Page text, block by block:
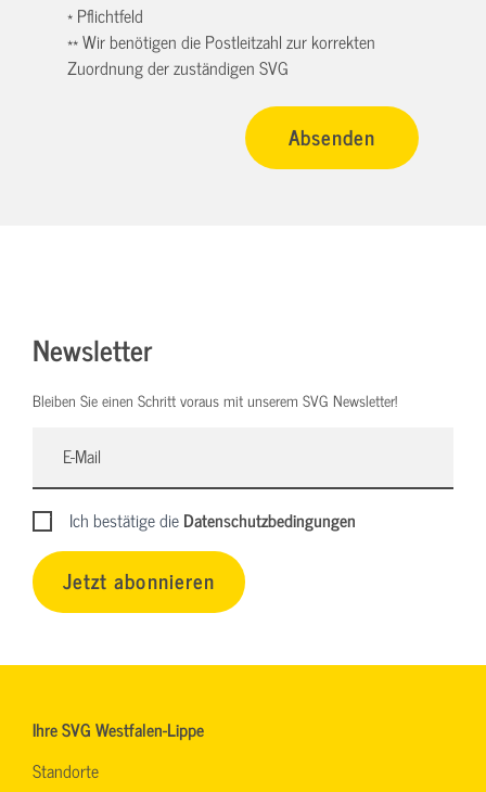
* Pflichtfeld
** Wir benötigen die Postleitzahl zur korrekten
Zuordnung der zuständigen SVG
Newsletter
Bleiben Sie einen Schritt voraus mit unserem SVG Newsletter!
Ich bestätige dieDatenschutzbedingungen
Jetzt abonnieren
Ihre SVG Westfalen-Lippe
Standorte